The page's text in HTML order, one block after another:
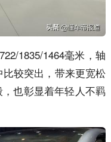
1835/1464毫米，轴
较突出，带来更宽松
也彰显着年轻人不羁